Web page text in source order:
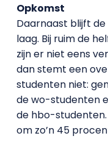
Opkomst
Daarnaast blijft
laag. Bij ruim de
zijn er niet eens
dan stemt een
studenten niet:
de wo-studenten
de hbo-
om zo’n 45